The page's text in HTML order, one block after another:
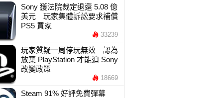
Sony 獲法院裁定退還 5.08 億
美元 玩家集體訴訟要求補償
PS5 買家
33239
玩家質疑一周停玩無效 認為
放棄 PlayStation 才能迫 Sony
改變政策
18669
Steam 91% 好評免費彈幕